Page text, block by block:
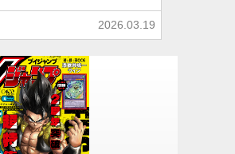
2026.03.19